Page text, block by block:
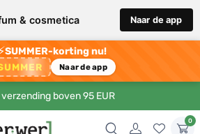
& cosmetica Naar de app
SUMMER-korting nu!
Naar de app
boven 95 EUR
0